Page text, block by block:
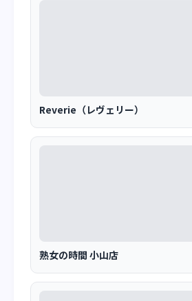
Reverie（レヴェリー）
熟女の時間 小山店